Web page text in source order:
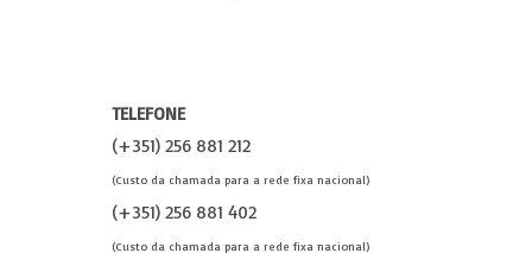
TELEFONE
(+351) 256 881 212
(Custo da chamada para a rede fixa nacional)
(+351) 256 881 402
(Custo da chamada para a rede fixa nacional)